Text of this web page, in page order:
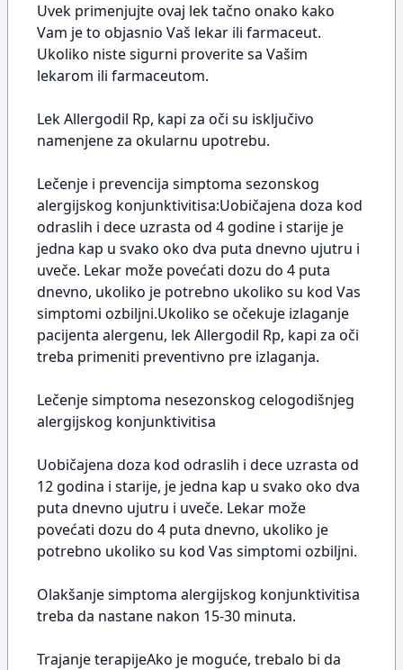
Uvek primenjujte ovaj lek tačno onako kako
Vam je to objasnio Vaš lekar ili farmaceut.
Ukoliko niste sigurni proverite sa Vašim
lekarom ili farmaceutom.
Lek Allergodil Rp, kapi za oči su isključivo
namenjene za okularnu upotrebu.
Lečenje i prevencija simptoma sezonskog
alergijskog konjunktivitisa:Uobičajena doza kod
odraslih i dece uzrasta od 4 godine i starije je
jedna kap u svako oko dva puta dnevno ujutru i
uveče. Lekar može povećati dozu do 4 puta
dnevno, ukoliko je potrebno ukoliko su kod Vas
simptomi ozbiljni.Ukoliko se očekuje izlaganje
pacijenta alergenu, lek Allergodil Rp, kapi za oči
treba primeniti preventivno pre izlaganja.
Lečenje simptoma nesezonskog celogodišnjeg
alergijskog konjunktivitisa
Uobičajena doza kod odraslih i dece uzrasta od
12 godina i starije, je jedna kap u svako oko dva
puta dnevno ujutru i uveče. Lekar može
povećati dozu do 4 puta dnevno, ukoliko je
potrebno ukoliko su kod Vas simptomi ozbiljni.
Olakšanje simptoma alergijskog konjunktivitisa
treba da nastane nakon 15-30 minuta.
Trajanje terapijeAko je moguće, trebalo bi da